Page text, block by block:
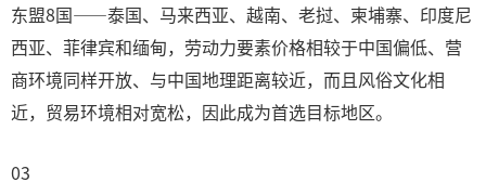
东盟8国——泰国、马来西亚、越南、老挝、柬埔寨、印度尼
西亚、菲律宾和缅甸，劳动力要素价格相较于中国偏低、营
商环境同样开放、与中国地理距离较近，而且风俗文化相
近，贸易环境相对宽松，因此成为首选目标地区。
03